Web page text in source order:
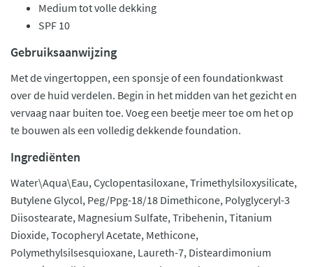
Medium tot volle dekking
SPF 10
Gebruiksaanwijzing
Met de vingertoppen, een sponsje of een foundationkwast
over de huid verdelen. Begin in het midden van het gezicht en
vervaag naar buiten toe. Voeg een beetje meer toe om het op
te bouwen als een volledig dekkende foundation.
Ingrediënten
Water\Aqua\Eau, Cyclopentasiloxane, Trimethylsiloxysilicate,
Butylene Glycol, Peg/Ppg-18/18 Dimethicone, Polyglyceryl-3
Diisostearate, Magnesium Sulfate, Tribehenin, Titanium
Dioxide, Tocopheryl Acetate, Methicone,
Polymethylsilsesquioxane, Laureth-7, Disteardimonium